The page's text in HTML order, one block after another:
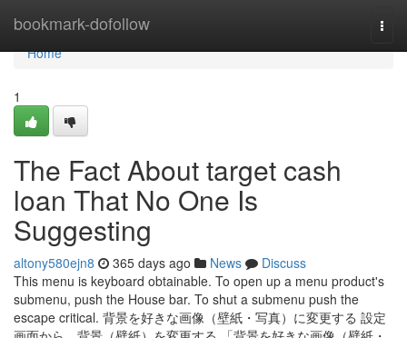
bookmark-dofollow
Home
Home
1
The Fact About target cash
loan That No One Is
Suggesting
altony580ejn8 365 days ago News
Discuss
This menu is keyboard obtainable. To open up a menu product's
submenu, push the House bar. To shut a submenu push the
escape critical. 背景を好きな画像（壁紙・写真）に変更する 設定